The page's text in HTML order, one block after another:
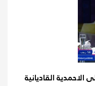
القاديانية